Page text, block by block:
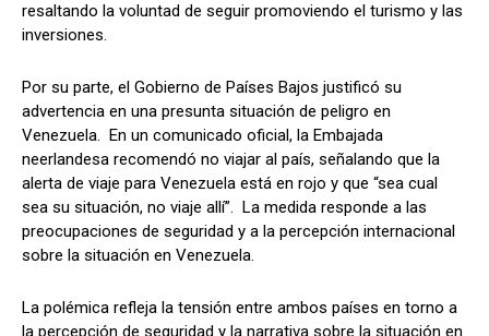
resaltando la voluntad de seguir promoviendo el turismo y las
inversiones.
Por su parte, el Gobierno de Países Bajos justificó su
advertencia en una presunta situación de peligro en
Venezuela. En un comunicado oficial, la Embajada
neerlandesa recomendó no viajar al país, señalando que la
alerta de viaje para Venezuela está en rojo y que “sea cual
sea su situación, no viaje allí”. La medida responde a las
preocupaciones de seguridad y a la percepción internacional
sobre la situación en Venezuela.
La polémica refleja la tensión entre ambos países en torno a
la percepción de seguridad y la narrativa sobre la situación en